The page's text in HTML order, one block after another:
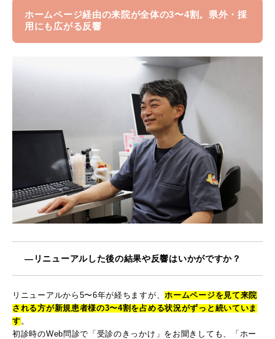
ホームページ経由の来院が全体の3〜4割。県外・採
用にも広がる反響
―リニューアルした後の結果や反響はいかがですか？
リニューアルから5〜6年が経ちますが、ホームページを見て来院
される方が新規患者様の3〜4割を占める状況がずっと続いていま
す。
初診時のWeb問診で「受診のきっかけ」をお聞きしても、「ホー